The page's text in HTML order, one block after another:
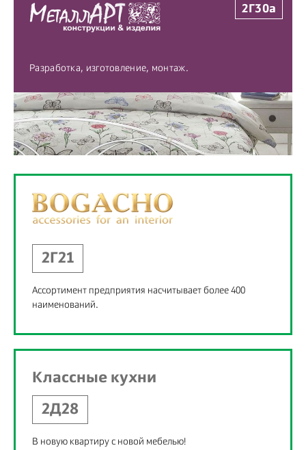
2Г30а
Разработка, изготовление, монтаж.
2Г21
Ассортимент предприятия насчитывает более 400
наименований.
Классные кухни
2Д28
В новую квартиру с новой мебелью!